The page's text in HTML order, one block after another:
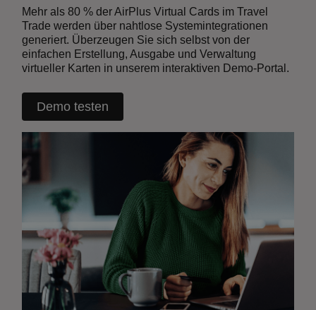
Mehr als 80 % der AirPlus Virtual Cards im Travel
Trade werden über nahtlose Systemintegrationen
generiert. Überzeugen Sie sich selbst von der
einfachen Erstellung, Ausgabe und Verwaltung
virtueller Karten in unserem interaktiven Demo-Portal.
Demo testen